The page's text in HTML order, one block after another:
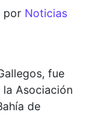
por Noticias
fue
Asociación
de